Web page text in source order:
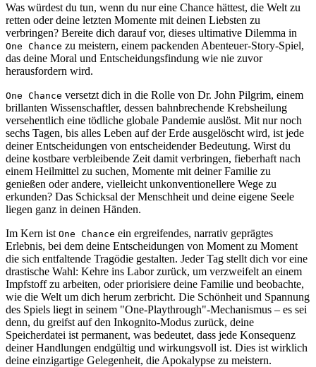
Was würdest du tun, wenn du nur eine Chance hättest, die Welt zu
retten oder deine letzten Momente mit deinen Liebsten zu
verbringen? Bereite dich darauf vor, dieses ultimative Dilemma in
One Chance zu meistern, einem packenden Abenteuer-Story-Spiel,
das deine Moral und Entscheidungsfindung wie nie zuvor
herausfordern wird.
One Chance versetzt dich in die Rolle von Dr. John Pilgrim, einem
brillanten Wissenschaftler, dessen bahnbrechende Krebsheilung
versehentlich eine tödliche globale Pandemie auslöst. Mit nur noch
sechs Tagen, bis alles Leben auf der Erde ausgelöscht wird, ist jede
deiner Entscheidungen von entscheidender Bedeutung. Wirst du
deine kostbare verbleibende Zeit damit verbringen, fieberhaft nach
einem Heilmittel zu suchen, Momente mit deiner Familie zu
genießen oder andere, vielleicht unkonventionellere Wege zu
erkunden? Das Schicksal der Menschheit und deine eigene Seele
liegen ganz in deinen Händen.
Im Kern ist One Chance ein ergreifendes, narrativ geprägtes
Erlebnis, bei dem deine Entscheidungen von Moment zu Moment
die sich entfaltende Tragödie gestalten. Jeder Tag stellt dich vor eine
drastische Wahl: Kehre ins Labor zurück, um verzweifelt an einem
Impfstoff zu arbeiten, oder priorisiere deine Familie und beobachte,
wie die Welt um dich herum zerbricht. Die Schönheit und Spannung
des Spiels liegt in seinem "One-Playthrough"-Mechanismus – es sei
denn, du greifst auf den Inkognito-Modus zurück, deine
Speicherdatei ist permanent, was bedeutet, dass jede Konsequenz
deiner Handlungen endgültig und wirkungsvoll ist. Dies ist wirklich
deine einzigartige Gelegenheit, die Apokalypse zu meistern.